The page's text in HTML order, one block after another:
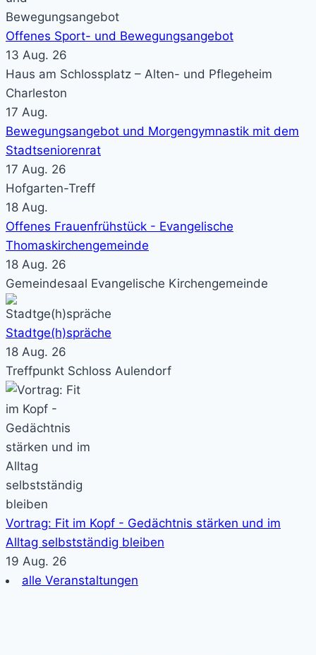
Offenes Sport- und Bewegungsangebot
13 Aug. 26
Haus am Schlossplatz – Alten- und Pflegeheim
Charleston
17 Aug.
Bewegungsangebot und Morgengymnastik mit dem
Stadtseniorenrat
17 Aug. 26
Hofgarten-Treff
18 Aug.
Offenes Frauenfrühstück - Evangelische
Thomaskirchengemeinde
18 Aug. 26
Gemeindesaal Evangelische Kirchengemeinde
Stadtge(h)spräche
18 Aug. 26
Treffpunkt Schloss Aulendorf
Vortrag: Fit im Kopf - Gedächtnis stärken und im
Alltag selbstständig bleiben
19 Aug. 26
alle Veranstaltungen